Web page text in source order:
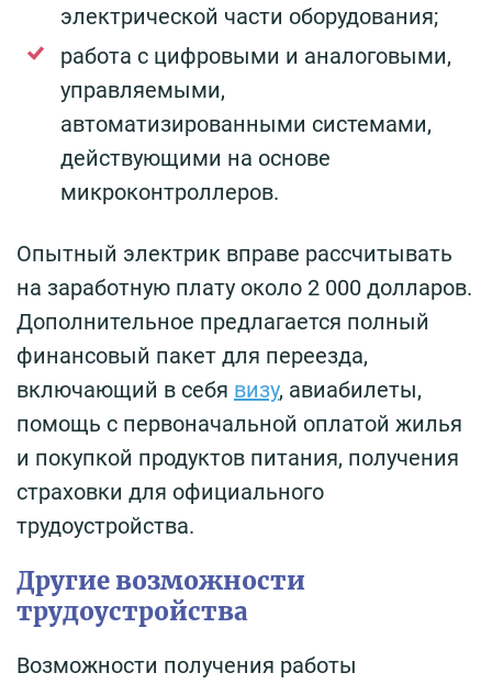
электрической части оборудования;
работа с цифровыми и аналоговыми,
управляемыми,
автоматизированными системами,
действующими на основе
микроконтроллеров.
Опытный электрик вправе рассчитывать
на заработную плату около 2 000 долларов.
Дополнительное предлагается полный
финансовый пакет для переезда,
включающий в себя визу, авиабилеты,
помощь с первоначальной оплатой жилья
и покупкой продуктов питания, получения
страховки для официального
трудоустройства.
Другие возможности
трудоустройства
Возможности получения работы